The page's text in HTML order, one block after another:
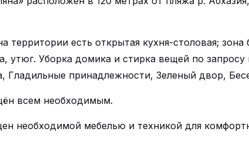
территории есть открытая кухня-столовая;
утюг. Уборка домика и стирка вещей по запросу
Гладильные принадлежности, Зеленый двор,
всем необходимым.
необходимой мебелью и техникой для